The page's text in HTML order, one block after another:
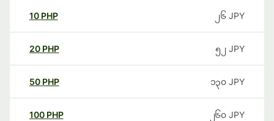
10 PHP ၂၆ JPY
20 PHP ၅၂ JPY
50 PHP ၁၃၀ JPY
100 PHP ၂၆၀ JPY